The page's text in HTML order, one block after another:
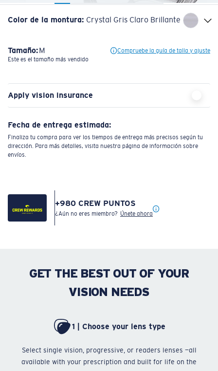
Color de la montura: Crystal Gris Claro Brillante
Tamaño:M
Compruebe la guía de talla y ajuste
Este es el tamaño más vendido
Apply vision insurance
Fecha de entrega estimada:
Finaliza tu compra para ver los tiempos de entrega más precisos según tu
dirección. Para más detalles, visita nuestra página de información sobre
envíos.
+980 CREW PUNTOS
¿Aún no eres miembro? Únete ahora
GET THE BEST OUT OF YOUR
VISION NEEDS
1 | Choose your lens type
Select single vision, progressive, or readers lenses —all
available with your prescription and built for life on the